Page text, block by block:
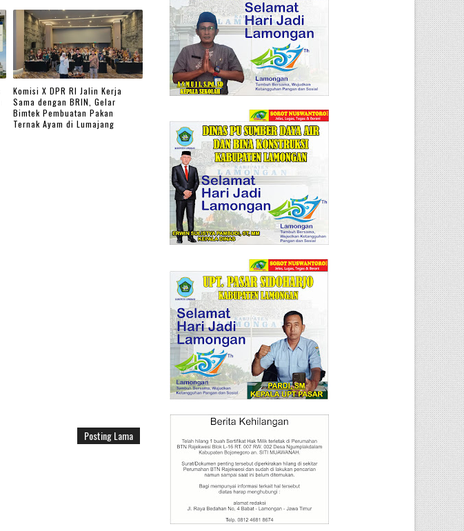
Komisi X DPR RI Jalin Kerja
Sama dengan BRIN, Gelar
Bimtek Pembuatan Pakan
Ternak Ayam di Lumajang
Posting Lama